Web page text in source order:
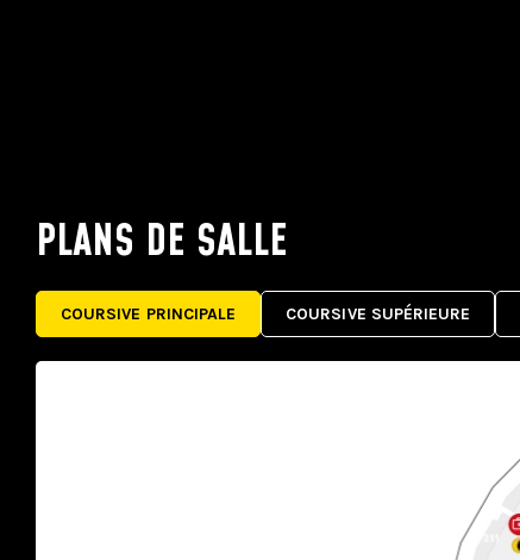
PLANS DE SALLE
COURSIVE PRINCIPALE COURSIVE SUPÉRIEURE